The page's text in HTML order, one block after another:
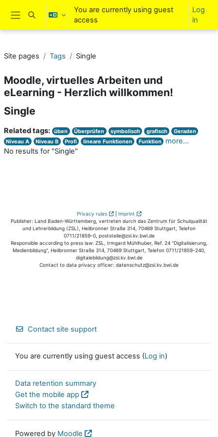
Skip to main content
Side panel
Toggle search input
You are currently using guest
access
Log
in
Site pages Tags Single
Moodle, virtuelles Arbeiten und
eLearning - Herzlich willkommen!
Single
Related tags: üben Überprüfen symbolisch grafisch
Geraden
Niveau A
Niveau B Profi lineare Funktionen Funktion
more...
No results for "Single"
Privacy rules | Imprint
Publisher: Land Baden-Württemberg, vertreten durch das Zentrum für Schulqualität
und Lehrerbildung (ZSL), Heilbronner Straße 314, 70469 Stuttgart, Telefon
0711/21859-0, poststelle@zsl.kv.bwl.de
Responsible according to press law: ZSL, Irmgard Mühlhuber, Ref. 24 "Digitalisierung,
Medienbildung", Heilbronner Straße 314, 70469 Stuttgart, Telefon 0711/21859-240,
digitalebildung@zsl.kv.bwl.de
Contact to data privacy officer: datenschutz@zsl.kv.bwl.de
Contact site support
You are currently using guest access (Log in)
Data retention summary
Get the mobile app
Switch to the standard theme
Powered by Moodle